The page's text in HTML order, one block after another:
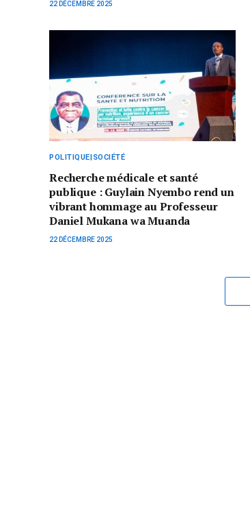
22 DÉCEMBRE 2025
POLITIQUE|SOCIÉTÉ
Recherche médicale et santé
publique : Guylain Nyembo rend un
vibrant hommage au Professeur
Daniel Mukana wa Muanda
22 DÉCEMBRE 2025